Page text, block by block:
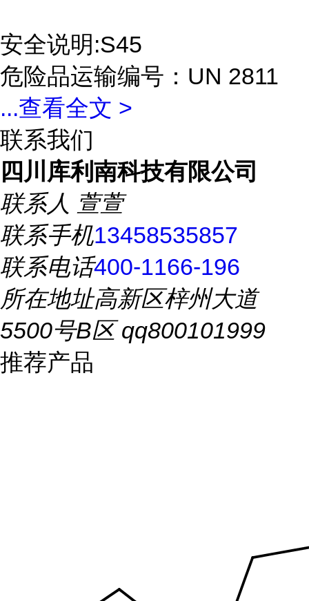
安全说明:S45
危险品运输编号：UN 2811
...查看全文 >
联系我们
四川库利南科技有限公司
联系人 萱萱
联系手机13458535857
联系电话400-1166-196
所在地址高新区梓州大道
5500号B区 qq800101999
推荐产品